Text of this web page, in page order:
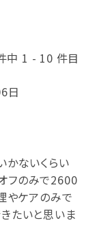
中 1 - 10 件目
日
かないくらい
フのみで2600
やケアのみで
たいと思いま